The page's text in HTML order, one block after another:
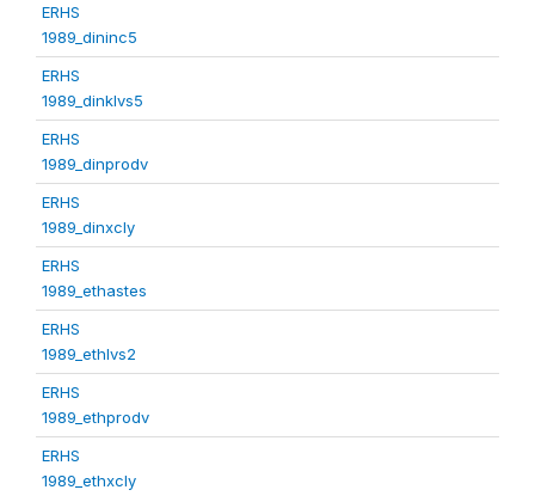
ERHS
1989_dininc5
ERHS
1989_dinklvs5
ERHS
1989_dinprodv
ERHS
1989_dinxcly
ERHS
1989_ethastes
ERHS
1989_ethlvs2
ERHS
1989_ethprodv
ERHS
1989_ethxcly